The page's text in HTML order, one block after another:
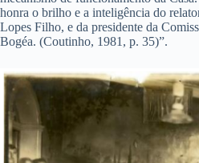
honra o brilho e a inteligência do
Lopes Filho, e da presidente da
Bogéa. (Coutinho, 1981, p. 35)”.